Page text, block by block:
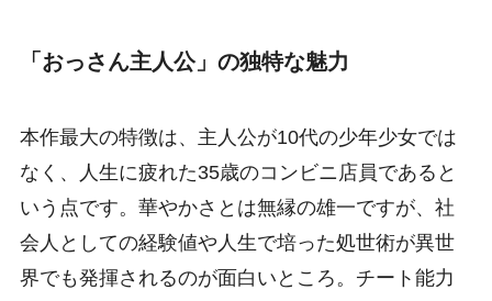
「おっさん主人公」の独特な魅力
本作最大の特徴は、主人公が10代の少年少女では
なく、人生に疲れた35歳のコンビニ店員であると
いう点です。華やかさとは無縁の雄一ですが、社
会人としての経験値や人生で培った処世術が異世
界でも発揮されるのが面白いところ。チート能力